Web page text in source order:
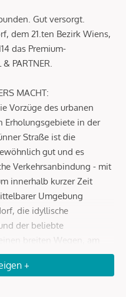
Gut versorgt.
dem 21.ten Bezirk Wiens,
das Premium-
PARTNER.
MACHT:
Vorzüge des urbanen
Erholungsgebiete in der
Straße ist die
gut und es
Verkehrsanbindung - mit
innerhalb kurzer Zeit
Umgebung
die idyllische
der beliebte
breiten Wegen, am
zum barocken Schloß Hof
& alte Donau mit
+